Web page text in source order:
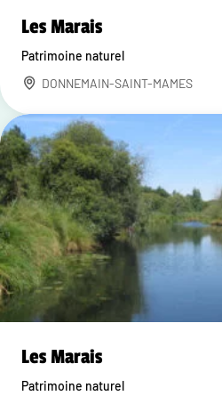
Les Marais
Patrimoine naturel
DONNEMAIN-SAINT-MAMES
Les Marais
Patrimoine naturel